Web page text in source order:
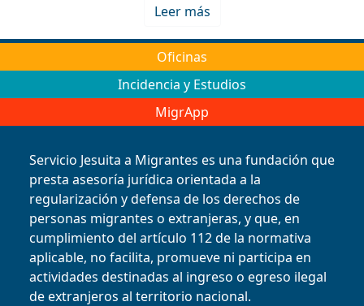
Leer más
Oficinas
Incidencia y Estudios
MigrApp
Servicio Jesuita a Migrantes es una fundación que
presta asesoría jurídica orientada a la
regularización y defensa de los derechos de
personas migrantes o extranjeras, y que, en
cumplimiento del artículo 112 de la normativa
aplicable, no facilita, promueve ni participa en
actividades destinadas al ingreso o egreso ilegal
de extranjeros al territorio nacional.